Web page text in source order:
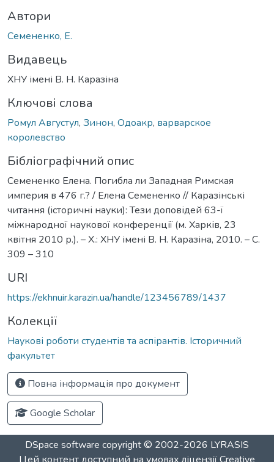
Автори
Семененко, Е.
Видавець
ХНУ імені В. Н. Каразіна
Ключові слова
Ромул Августул, Зинон, Одоакр, варварское
королевство
Бібліографічний опис
Семененко Елена. Погибла ли Западная Римская
империя в 476 г.? / Елена Семененко // Каразінські
читання (історичні науки): Тези доповідей 63-ї
міжнародної наукової конференції (м. Харків, 23
квітня 2010 р.). – Х.: ХНУ імені В. Н. Каразіна, 2010. – С.
309 – 310
URI
https://ekhnuir.karazin.ua/handle/123456789/1437
Колекції
Наукові роботи студентів та аспірантів. Історичний
факультет
Повна інформація про документ
Google Scholar
DSpace software copyright © 2002-2026 LYRASIS